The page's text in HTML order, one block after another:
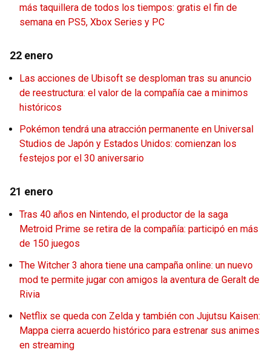
más taquillera de todos los tiempos: gratis el fin de
semana en PS5, Xbox Series y PC
22 enero
Las acciones de Ubisoft se desploman tras su anuncio
de reestructura: el valor de la compañía cae a minimos
históricos
Pokémon tendrá una atracción permanente en Universal
Studios de Japón y Estados Unidos: comienzan los
festejos por el 30 aniversario
21 enero
Tras 40 años en Nintendo, el productor de la saga
Metroid Prime se retira de la compañía: participó en más
de 150 juegos
The Witcher 3 ahora tiene una campaña online: un nuevo
mod te permite jugar con amigos la aventura de Geralt de
Rivia
Netflix se queda con Zelda y también con Jujutsu Kaisen:
Mappa cierra acuerdo histórico para estrenar sus animes
en streaming